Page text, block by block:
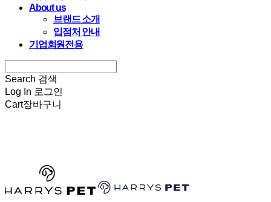
About us
브랜드 소개
입점처 안내
기업회원전용
Search 검색
Log In 로그인
Cart장바구니